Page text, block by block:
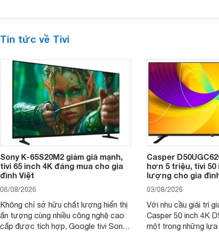
Tin tức về Tivi
Sony K-65S20M2 giảm giá mạnh,
tivi 65 inch 4K đáng mua cho gia
đình Việt
06/08/2026
Không chỉ sở hữu chất lượng hiển thị
ấn tượng cùng nhiều công nghệ cao
cấp được tích hợp, Google tivi Sony
Casper
hơn 5 triệu, tivi 50
lượng cho gia
03/08/2026
Với nhu cầu giải trí
Casper 50 inch 4K
một trong những lựa